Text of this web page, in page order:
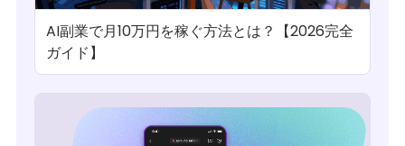
AI副業で月10万円を稼ぐ方法とは？【2026完全
ガイド】